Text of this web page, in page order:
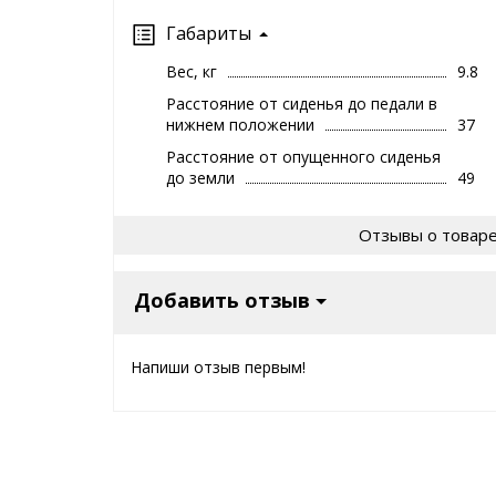
Габариты
Вес, кг
9.8
Расстояние от сиденья до педали в
нижнем положении
37
Расстояние от опущенного сиденья
до земли
49
Отзывы о
Добавить отзыв
Напиши отзыв первым!